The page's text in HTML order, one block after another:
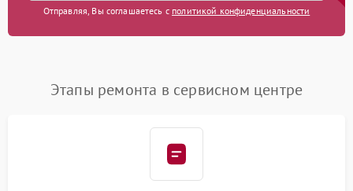
Отправляя, Вы соглашаетесь с политикой конфиденциальности
Этапы ремонта в сервисном центре